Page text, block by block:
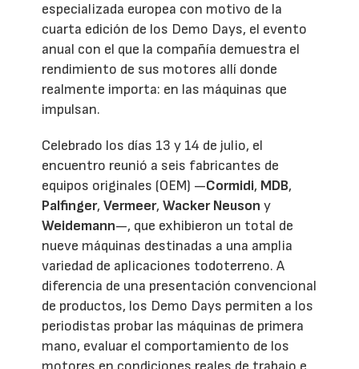
especializada europea con motivo de la
cuarta edición de los Demo Days, el evento
anual con el que la compañía demuestra el
rendimiento de sus motores allí donde
realmente importa: en las máquinas que
impulsan.
Celebrado los días 13 y 14 de julio, el
encuentro reunió a seis fabricantes de
equipos originales (OEM) —Cormidi, MDB,
Palfinger,Vermeer,Wacker Neuson y
Weidemann—, que exhibieron un total de
nueve máquinas destinadas a una amplia
variedad de aplicaciones todoterreno. A
diferencia de una presentación convencional
de productos, los Demo Days permiten a los
periodistas probar las máquinas de primera
mano, evaluar el comportamiento de los